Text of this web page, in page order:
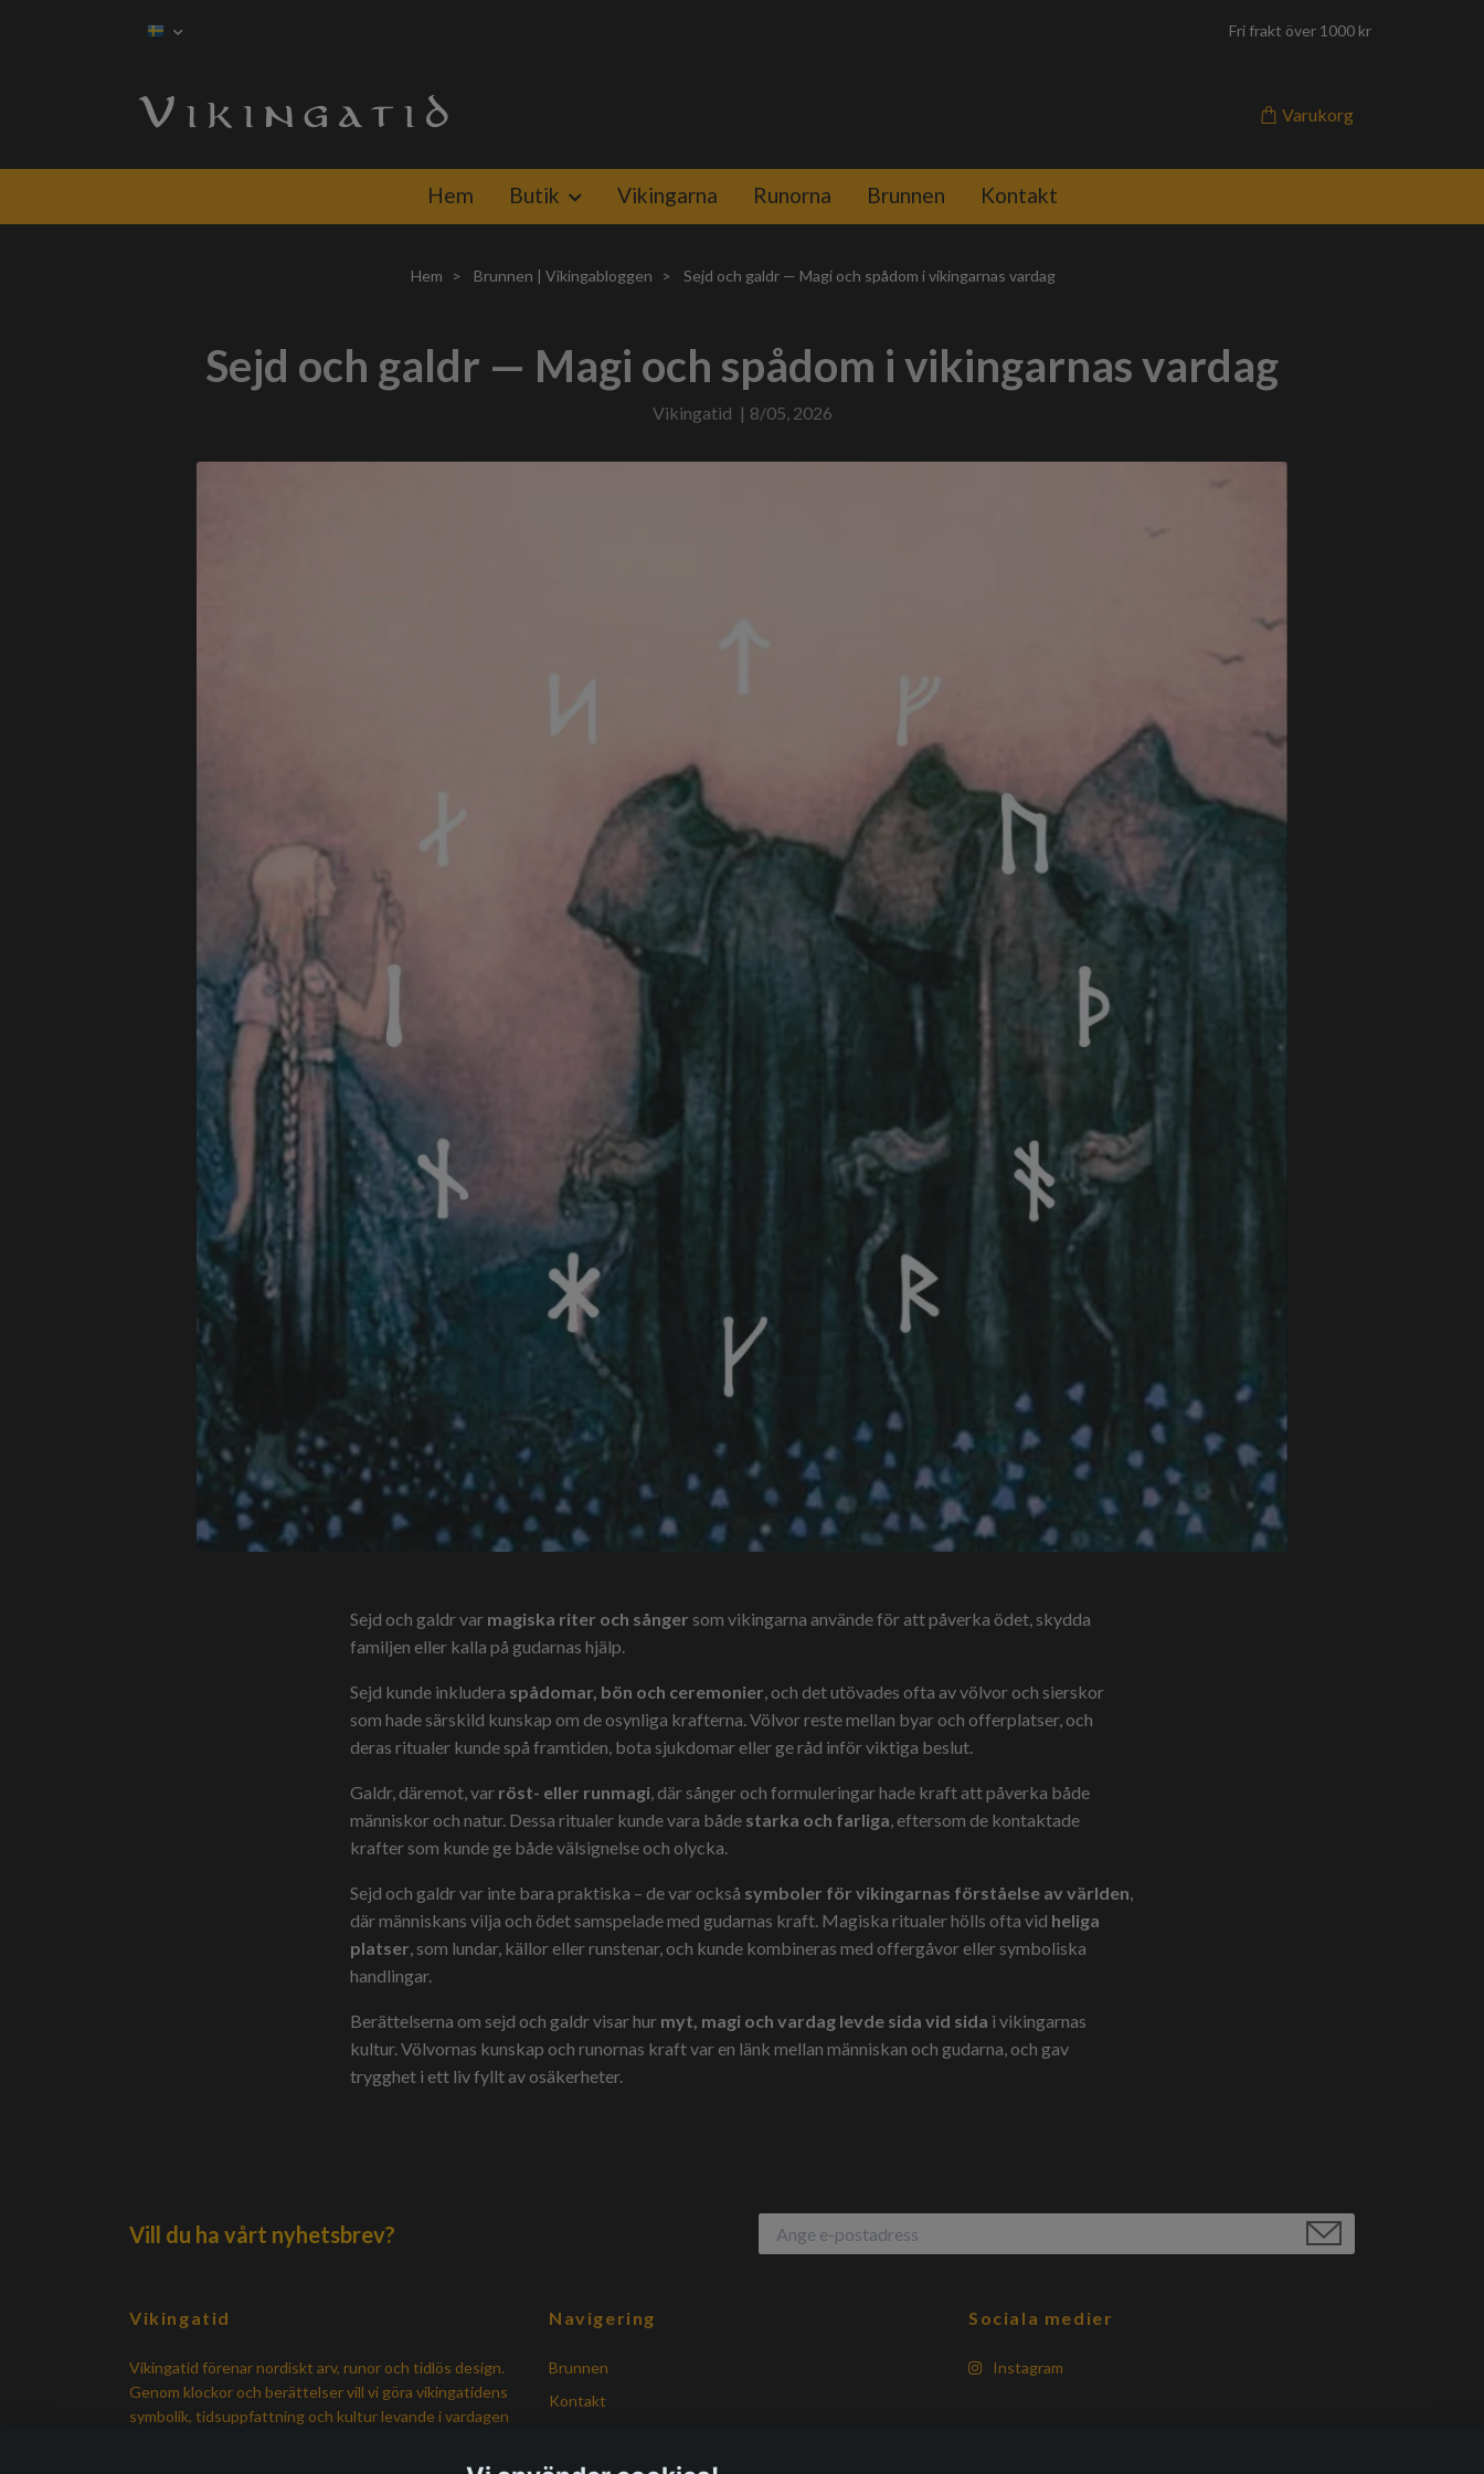
Fri frakt över 1000 kr
Varukorg
Hem Butik Vikingarna Runorna Brunnen Kontakt
Hem Brunnen | Vikingabloggen Sejd och galdr — Magi och spådom i vikingarnas vardag
Sejd och galdr — Magi och spådom i vikingarnas vardag
Vikingatid | 8/05, 2026
Sejd och galdr var magiska riter och sånger som vikingarna använde för att påverka ödet, skydda
familjen eller kalla på gudarnas hjälp.
Sejd kunde inkludera spådomar, bön och ceremonier, och det utövades ofta av völvor och sierskor
som hade särskild kunskap om de osynliga krafterna. Völvor reste mellan byar och offerplatser, och
deras ritualer kunde spå framtiden, bota sjukdomar eller ge råd inför viktiga beslut.
Galdr, däremot, var röst- eller runmagi, där sånger och formuleringar hade kraft att påverka både
människor och natur. Dessa ritualer kunde vara både starka och farliga, eftersom de kontaktade
krafter som kunde ge både välsignelse och olycka.
Sejd och galdr var inte bara praktiska – de var också symboler för vikingarnas förståelse av världen,
där människans vilja och ödet samspelade med gudarnas kraft. Magiska ritualer hölls ofta vid heliga
platser, som lundar, källor eller runstenar, och kunde kombineras med offergåvor eller symboliska
handlingar.
Berättelserna om sejd och galdr visar hur myt, magi och vardag levde sida vid sida i vikingarnas
kultur. Völvornas kunskap och runornas kraft var en länk mellan människan och gudarna, och gav
trygghet i ett liv fyllt av osäkerheter.
Vill du ha vårt nyhetsbrev?
Vikingatid
Vikingatid förenar nordiskt arv, runor och tidlös design.
Genom klockor och berättelser vill vi göra vikingatidens
symbolik, tidsuppfattning och kultur levande i vardagen
Navigering
Brunnen
Kontakt
Vanliga frågor
Sociala medier
Instagram